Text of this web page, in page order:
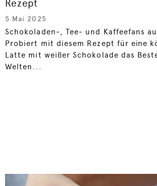
Rezept
5 Mai 2025
Schokoladen-, Tee- und Kaffeefans
Probiert mit diesem Rezept für eine
Latte mit weißer Schokolade das
Welten...